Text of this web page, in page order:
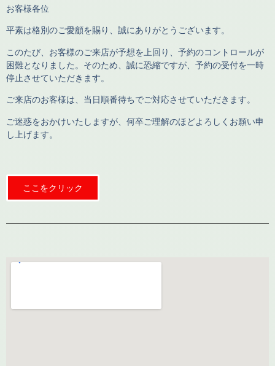
お客様各位
平素は格別のご愛顧を賜り、誠にありがとうございます。
このたび、お客様のご来店が予想を上回り、予約のコントロールが
困難となりました。そのため、誠に恐縮ですが、予約の受付を一時
停止させていただきます。
ご来店のお客様は、当日順番待ちでご対応させていただきます。
ご迷惑をおかけいたしますが、何卒ご理解のほどよろしくお願い申
し上げます。
ここをクリック